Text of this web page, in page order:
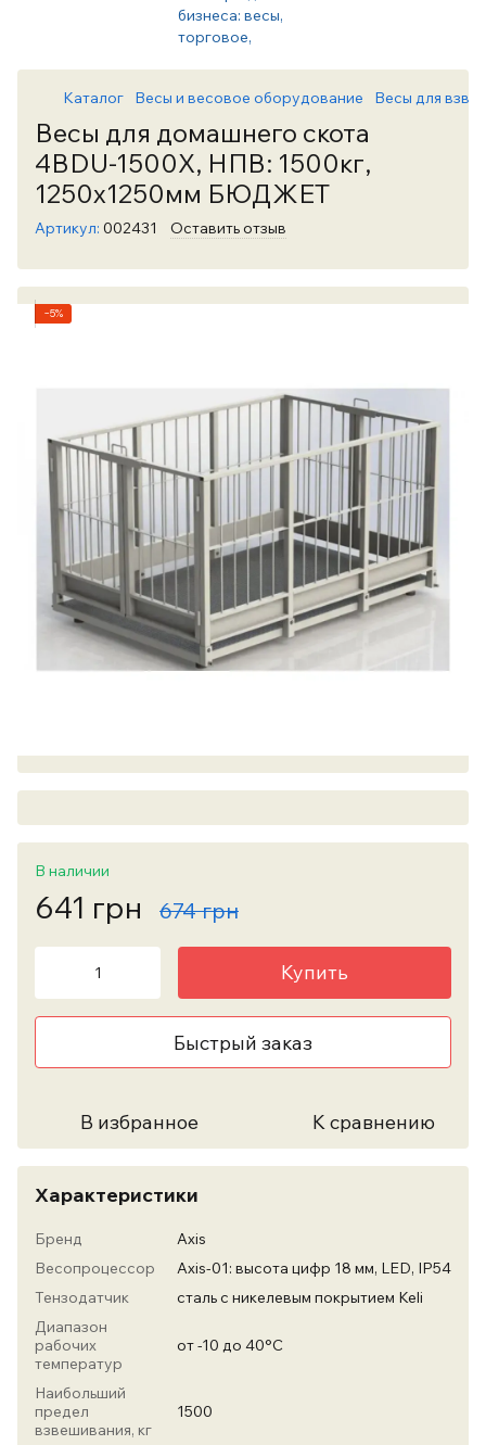
Каталог Весы и весовое оборудование Весы для
Весы для домашнего скота
4BDU-1500X, НПВ: 1500кг,
1250х1250мм БЮДЖЕТ
Артикул: 002431 Оставить отзыв
−5%
В наличии
641 грн 674 грн
Купить
Быстрый заказ
В избранное К сравнению
Характеристики
Бренд
Axis
Весопроцессор
Axis-01: высота цифр 18 мм, LED, IP54
Тензодатчик
сталь с никелевым покрытием Keli
Диапазон
рабочих
температур
от -10 до 40°С
Наибольший
предел
взвешивания, кг
1500